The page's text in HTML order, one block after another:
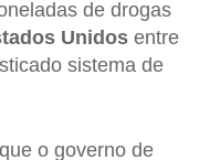
de drogas
Unidos entre
sistema de
o governo de